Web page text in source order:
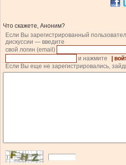
Что скажете, Аноним?
Если Вы зарегистрированный
дискуссии — введите
свой логин (email)
и нажмите
|
Если Вы еще не зарегистрировались,